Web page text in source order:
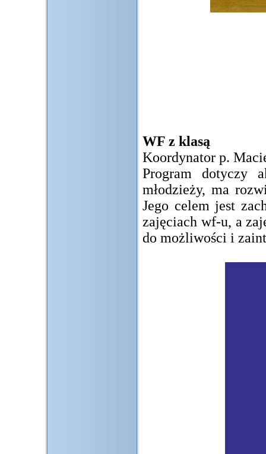
WF z klasą
Koordynator p.
Program dotyczy
młodzieży, ma
Jego celem jest
zajęciach wf-u, a
do możliwości i